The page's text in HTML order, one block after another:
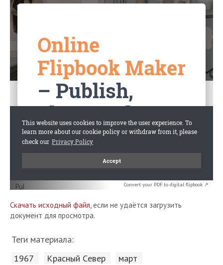
Convert your PDF to digital flipbook ↗
Скачать исходный файл, если не удаётся загрузить
документ для просмотра.
Теги материала:
1967 Красный Cевер март